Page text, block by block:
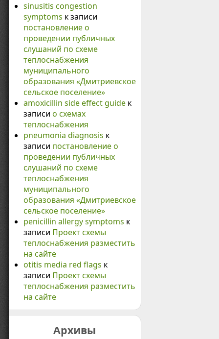
sinusitis congestion
symptoms к записи
постановление о
проведении публичных
слушаний по схеме
теплоснабжения
муниципального
образования «Дмитриевское
сельское поселение»
amoxicillin side effect guideк
записи о схемах
теплоснабжения
pneumonia diagnosis к
записи постановление о
проведении публичных
слушаний по схеме
теплоснабжения
муниципального
образования «Дмитриевское
сельское поселение»
penicillin allergy symptoms к
записи Проект схемы
теплоснабжения разместить
на сайте
otitis media red flags к
записи Проект схемы
теплоснабжения разместить
на сайте
Архивы